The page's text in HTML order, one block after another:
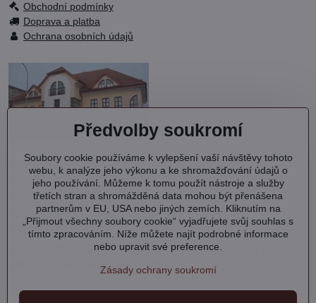
Obchodní podmínky
Doprava a platba
Ochrana osobních údajů
OC KVARTET s.r.o.
Debřská 1000
293 06 Kosmonosy
IČ: 27202577
DIČ: CZ27202577
Společnost je zapsána v OR vedeném MS v Praze oddíl C, vložka
z obchodního rejstříku.
Předvolby soukromí
Soubory cookie používáme k vylepšení vaší návštěvy tohoto
webu, k analýze jeho výkonu a ke shromažďování údajů o
jeho používání. Můžeme k tomu použít nástroje a služby
třetích stran a shromážděná data mohou být přenášena
partnerům v EU, USA nebo jiných zemích. Kliknutím na
„Přijmout všechny soubory cookie“ vyjadřujete svůj souhlas s
tímto zpracováním. Níže můžete najít podrobné informace
nebo upravit své preference.
Zásady ochrany soukromí